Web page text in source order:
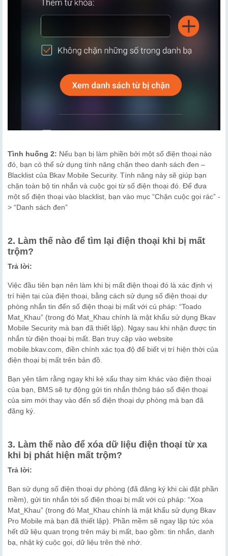
Tình huống 2: Nếu bạn bị làm phiền bởi một số điện thoại nào
đó, bạn có thể sử dụng tính năng chặn theo danh sách đen –
Blacklist của Bkav Mobile Security. Tính năng này sẽ giúp bạn
chặn toàn bộ tin nhắn và cuộc gọi từ số điện thoại đó. Để đưa
một số điện thoại vào blacklist, bạn vào mục “Chặn cuộc gọi rác” -
> “Danh sách đen”
2. Làm thế nào để tìm lại điện thoại khi bị mất
trộm?
Trả lời:
Việc đầu tiên bạn nên làm khi bị mất điện thoại đó là xác định vị
trí hiện tại của điện thoại, bằng cách sử dụng số điện thoại dự
phòng nhắn tin đến số điện thoại bị mất với cú pháp: “Toado
Mat_Khau” (trong đó Mat_Khau chính là mật khẩu sử dụng Bkav
Mobile Security mà bạn đã thiết lập). Ngay sau khi nhận được tin
nhắn từ điện thoại bị mất. Bạn truy cập vào website
mobile.bkav.com, điền chính xác tọa độ để biết vị trí hiện thời của
điện thoại bị mất trên bản đồ.
Bạn yên tâm rằng ngay khi kẻ xấu thay sim khác vào điện thoại
của bạn, BMS sẽ tự động gửi tin nhắn thông báo số điện thoại
của sim mới thay vào đến số điện thoại dự phòng mà bạn đã
đăng ký.
3. Làm thế nào để xóa dữ liệu điện thoại từ xa
khi bị phát hiện mất trộm?
Trả lời:
Bạn sử dụng số điện thoại dự phòng (đã đăng ký khi cài đặt phần
mềm), gửi tin nhắn tới số điện thoại bị mất với cú pháp: “Xoa
Mat_Khau” (trong đó Mat_Khau chính là mật khẩu sử dụng Bkav
Pro Mobile mà bạn đã thiết lập). Phần mềm sẽ ngay lập tức xóa
hết dữ liệu quan trọng trên máy bị mất, bao gồm: tin nhắn, danh
bạ, nhật ký cuộc gọi, dữ liệu trên thẻ nhớ.